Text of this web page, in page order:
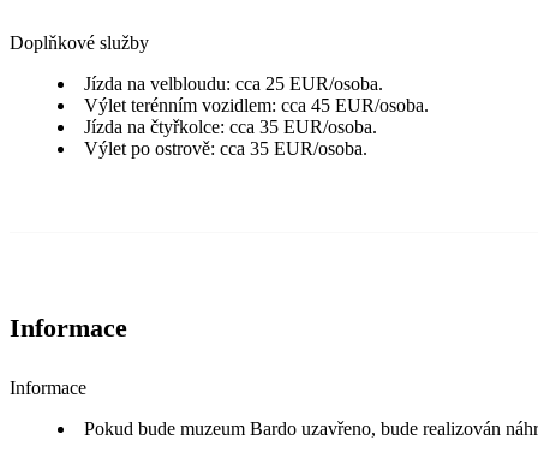
Doplňkové služby
Jízda na velbloudu: cca 25 EUR/osoba.
Výlet terénním vozidlem: cca 45 EUR/osoba.
Jízda na čtyřkolce: cca 35 EUR/osoba.
Výlet po ostrově: cca 35 EUR/osoba.
Informace
Informace
Pokud bude muzeum Bardo uzavřeno, bude realizován